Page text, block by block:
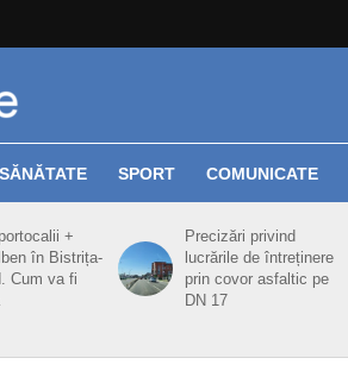
SĂNĂTATE SPORT COMUNICATE
+
în Bistrița-
Cum va fi
Precizări privind
lucrările de întreținere
prin covor asfaltic pe
DN 17